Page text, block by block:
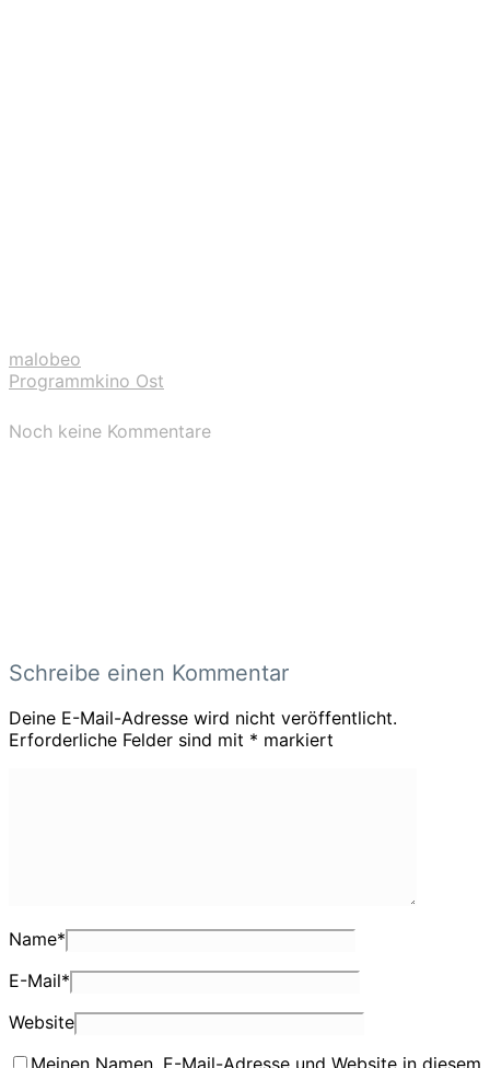
malobeo
Programmkino Ost
Noch keine Kommentare
Schreibe einen Kommentar
Deine E-Mail-Adresse wird nicht veröffentlicht.
Erforderliche Felder sind mit * markiert
Name*
E-Mail*
Website